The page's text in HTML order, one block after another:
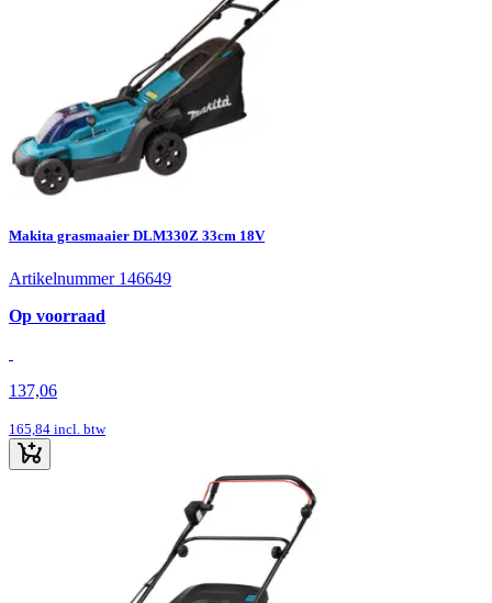
Makita grasmaaier DLM330Z 33cm 18V
Artikelnummer 146649
Op voorraad
137,06
165,84 incl. btw